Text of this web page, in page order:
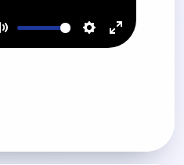
Mute Settings
Enter